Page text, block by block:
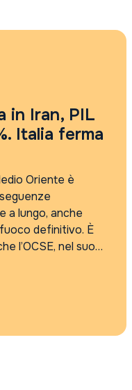
in Iran, PIL
Italia ferma
Oriente è
a lungo, anche
definitivo. È
l’OCSE, nel suo